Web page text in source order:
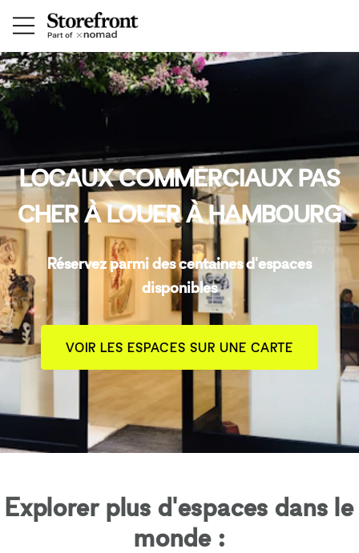
LOCAUX COMMERCIAUX PAS
CHER À LOUER À HAMBOURG
Réservez parmi des centaines d'espaces
disponibles
VOIR LES ESPACES SUR UNE CARTE
Explorer plus d'espaces dans le
monde :